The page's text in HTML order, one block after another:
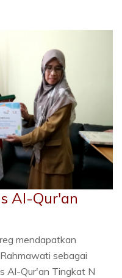
Al-Qur'an
mendapatkan
sebagai
Al-Qur'an Tingkat N